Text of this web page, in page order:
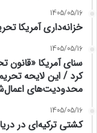
1405/05/16
خزانه‌داری آمریکا
1405/05/16
سنای آمریکا «قانون
کرد / این لایحه
محدودیت‌های
1405/05/16
کشتی ترکیه‌ای در